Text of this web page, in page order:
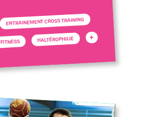
ENTRAINEMENT CROSS TRAINING
FITNESS HALTÉROPHILIE +